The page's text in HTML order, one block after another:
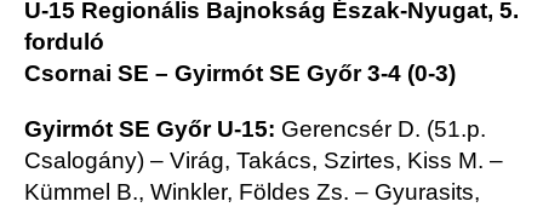
U-15 Regionális Bajnokság Észak-Nyugat, 5.
forduló
Csornai SE – Gyirmót SE Győr 3-4 (0-3)
Gyirmót SE Győr U-15: Gerencsér D. (51.p.
Csalogány) – Virág, Takács, Szirtes, Kiss M. –
Kümmel B., Winkler, Földes Zs. – Gyurasits,